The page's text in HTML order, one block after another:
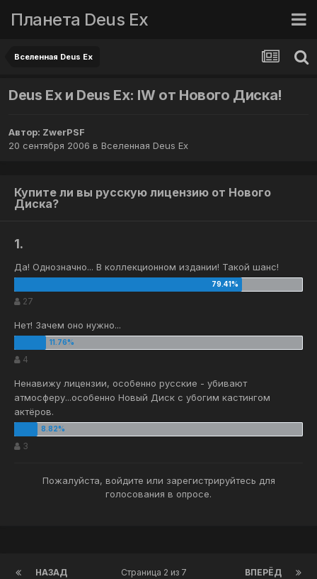
Планета Deus Ex
Вселенная Deus Ex
Deus Ex и Deus Ex: IW от Нового Диска!
Автор: ZwerPSF
20 сентября 2006 в Вселенная Deus Ex
Купите ли вы русскую лицензию от Нового
Диска?
1.
Да! Однозначно... В коллекционном издании! Такой шанс!
27
Нет! Зачем оно нужно...
4
Ненавижу лицензии, особенно русские - убивают
атмосферу...особенно Новый Диск с убогим кастингом
актёров.
3
Пожалуйста, войдите или зарегистрируйтесь для
голосования в опросе.
НАЗАД ВПЕРЁД
Страница 2 из 7